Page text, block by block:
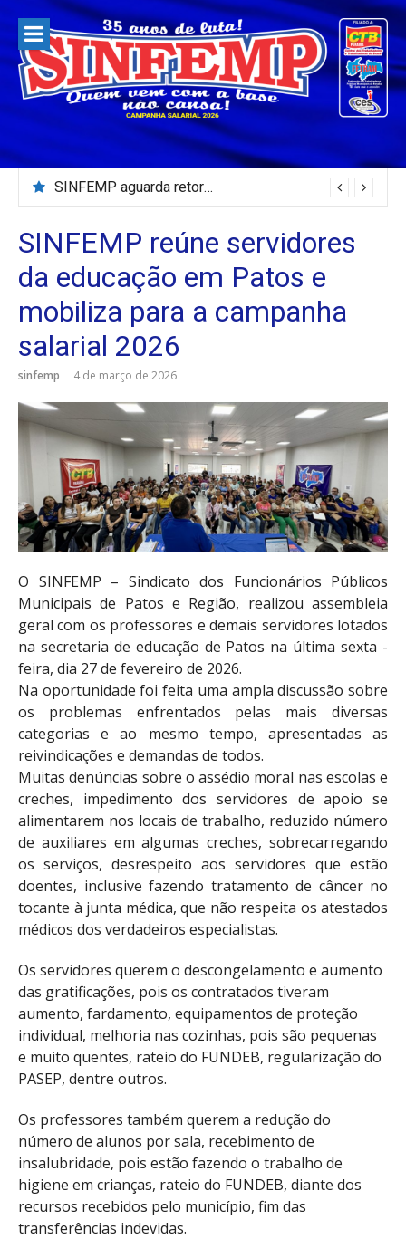
para
conteúdo
Servidores da Câmara Municipal de Patos paralisam e fazem protesto
SINFEMP reúne servidores
da educação em Patos e
mobiliza para a campanha
salarial 2026
sinfemp 4 de março de 2026
O SINFEMP – Sindicato dos Funcionários Públicos
Municipais de Patos e Região, realizou assembleia
geral com os professores e demais servidores lotados
na secretaria de educação de Patos na última sexta -
feira, dia 27 de fevereiro de 2026.
Na oportunidade foi feita uma ampla discussão sobre
os problemas enfrentados pelas mais diversas
categorias e ao mesmo tempo, apresentadas as
reivindicações e demandas de todos.
Muitas denúncias sobre o assédio moral nas escolas e
creches, impedimento dos servidores de apoio se
alimentarem nos locais de trabalho, reduzido número
de auxiliares em algumas creches, sobrecarregando
os serviços, desrespeito aos servidores que estão
doentes, inclusive fazendo tratamento de câncer no
tocante à junta médica, que não respeita os atestados
médicos dos verdadeiros especialistas.
Os servidores querem o descongelamento e aumento
das gratificações, pois os contratados tiveram
aumento, fardamento, equipamentos de proteção
individual, melhoria nas cozinhas, pois são pequenas
e muito quentes, rateio do FUNDEB, regularização do
PASEP, dentre outros.
Os professores também querem a redução do
número de alunos por sala, recebimento de
insalubridade, pois estão fazendo o trabalho de
higiene em crianças, rateio do FUNDEB, diante dos
recursos recebidos pelo município, fim das
transferências indevidas.